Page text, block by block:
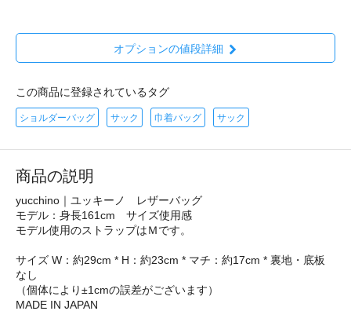
オプションの値段詳細
この商品に登録されているタグ
ショルダーバッグ サック 巾着バッグ サック
商品の説明
yucchino｜ユッキーノ レザーバッグ
モデル：身長161cm サイズ使用感
モデル使用のストラップはＭです。
サイズ W：約29cm * H：約23cm * マチ：約17cm * 裏地・底板
なし
（個体により±1cmの誤差がございます）
MADE IN JAPAN